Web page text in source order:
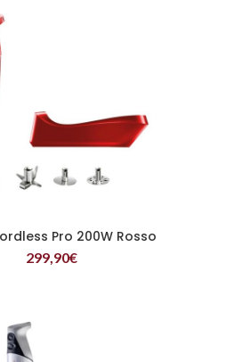
LEGGI TUTTOPro 200W Rosso
299,90€